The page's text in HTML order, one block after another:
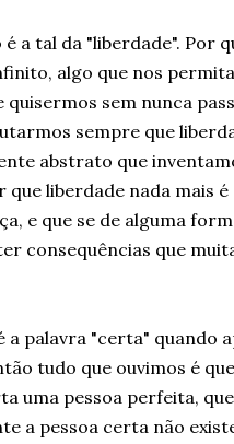
a tal da "liberdade". Por
algo que nos
sem nunca
sempre que
abstrato que
liberdade nada mais
e que se de alguma
consequências que
palavra "certa" quando
tudo que ouvimos é
uma pessoa perfeita,
a pessoa certa não